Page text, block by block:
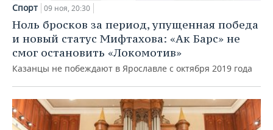
НЕФТЕХИМИЯ
НЕФТЬ
ОПК
ЭНЕРГЕТИКА
РОЗНИЧНАЯ ТОРГОВЛЯ
ТРАНСПОРТ
НОВОСТИ ТЕХНОЛОГИЙ
IT
ТЕЛЕКОММУНИКАЦИИ
МЕРОПРИЯТИЯ
НОВОСТИ МЕРОПРИЯТИЙ
БИЗНЕС-БРАНЧИ
СПОРТ
ФУТБОЛ
НОВОСТИ ОБЩЕСТВА
ФОТОГАЛЕРЕЯ
Спорт 09 ноя, 20:30
Ноль бросков за период, упущенная победа
и новый статус Мифтахова: «Ак Барс» не
смог остановить «Локомотив»
Казанцы не побеждают в Ярославле с октября 2019 года